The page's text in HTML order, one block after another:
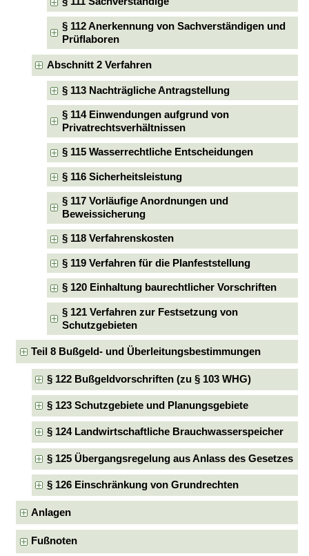
§ 112 Anerkennung von Sachverständigen und
Prüflaboren
Abschnitt 2 Verfahren
§ 113 Nachträgliche Antragstellung
§ 114 Einwendungen aufgrund von
Privatrechtsverhältnissen
§ 115 Wasserrechtliche Entscheidungen
§ 116 Sicherheitsleistung
§ 117 Vorläufige Anordnungen und
Beweissicherung
§ 118 Verfahrenskosten
§ 119 Verfahren für die Planfeststellung
§ 120 Einhaltung baurechtlicher Vorschriften
§ 121 Verfahren zur Festsetzung von
Schutzgebieten
Teil 8 Bußgeld- und Überleitungsbestimmungen
§ 122 Bußgeldvorschriften (zu § 103 WHG)
§ 123 Schutzgebiete und Planungsgebiete
§ 124 Landwirtschaftliche Brauchwasserspeicher
§ 125 Übergangsregelung aus Anlass des Gesetzes
§ 126 Einschränkung von Grundrechten
Anlagen
Fußnoten